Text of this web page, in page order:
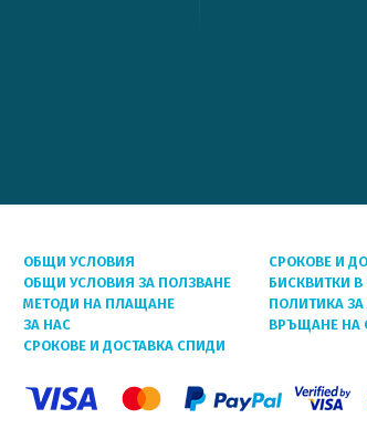
ОБЩИ УСЛОВИЯ
ОБЩИ УСЛОВИЯ ЗА ПОЛЗВАНЕ
МЕТОДИ НА ПЛАЩАНЕ
ЗА НАС
СРОКОВЕ И ДОСТАВКА СПИДИ
СРОКОВЕ И
БИСКВИТКИ В
ПОЛИТИКА
ВРЪЩАНЕ НА